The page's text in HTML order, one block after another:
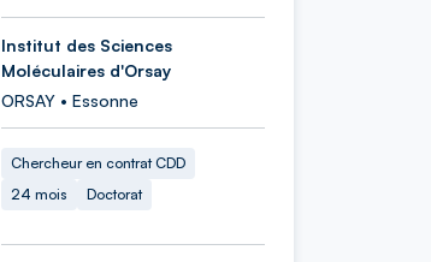
Institut des Sciences
Moléculaires d'Orsay
ORSAY • Essonne
Chercheur en contrat CDD
24 mois
Doctorat